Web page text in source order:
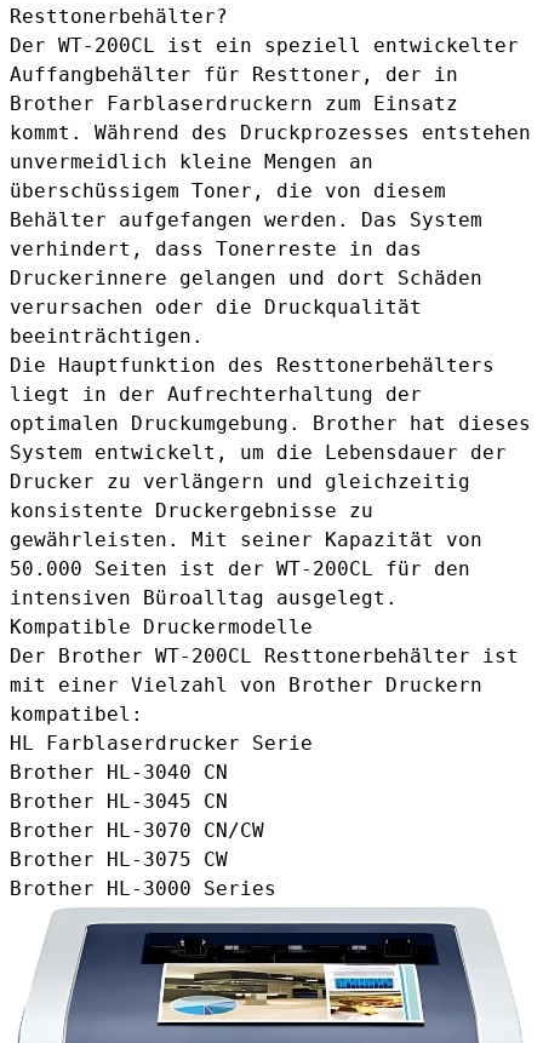
Resttonerbehälter?
Der WT-200CL ist ein speziell entwickelter
Auffangbehälter für Resttoner, der in
Brother Farblaserdruckern zum Einsatz
kommt. Während des Druckprozesses entstehen
unvermeidlich kleine Mengen an
überschüssigem Toner, die von diesem
Behälter aufgefangen werden. Das System
verhindert, dass Tonerreste in das
Druckerinnere gelangen und dort Schäden
verursachen oder die Druckqualität
beeinträchtigen.
Die Hauptfunktion des Resttonerbehälters
liegt in der Aufrechterhaltung der
optimalen Druckumgebung. Brother hat dieses
System entwickelt, um die Lebensdauer der
Drucker zu verlängern und gleichzeitig
konsistente Druckergebnisse zu
gewährleisten. Mit seiner Kapazität von
50.000 Seiten ist der WT-200CL für den
intensiven Büroalltag ausgelegt.
Kompatible Druckermodelle
Der Brother WT-200CL Resttonerbehälter ist
mit einer Vielzahl von Brother Druckern
kompatibel:
HL Farblaserdrucker Serie
Brother HL-3040 CN
Brother HL-3045 CN
Brother HL-3070 CN/CW
Brother HL-3075 CW
Brother HL-3000 Series